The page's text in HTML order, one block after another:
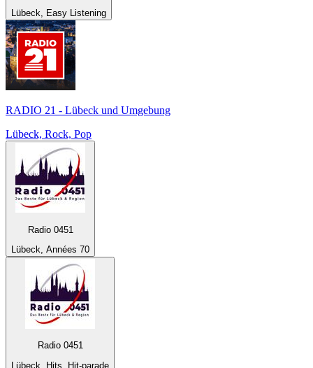
Lübeck, Easy Listening
RADIO 21 - Lübeck und Umgebung
Lübeck, Rock, Pop
Radio 0451
Lübeck, Années 70
Radio 0451
Lübeck, Hits, Hit-parade